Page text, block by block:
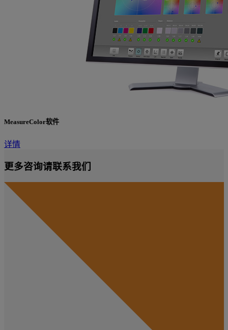
MeasureColor软件
详情
更多咨询请联系我们